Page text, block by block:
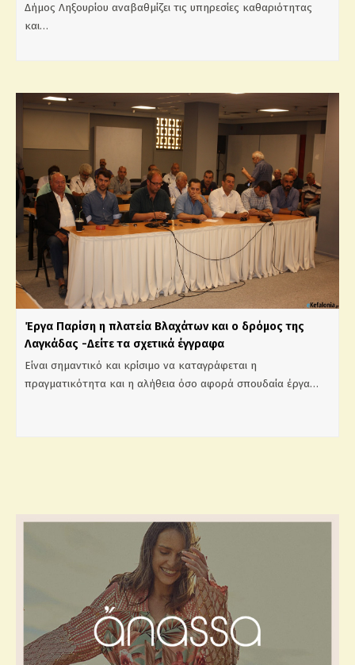
Δήμος Ληξουρίου αναβαθμίζει τις υπηρεσίες καθαριότητας
και…
Έργα Παρίση η πλατεία Βλαχάτων και ο δρόμος της
Λαγκάδας -Δείτε τα σχετικά έγγραφα
Είναι σημαντικό και κρίσιμο να καταγράφεται η
πραγματικότητα και η αλήθεια όσο αφορά σπουδαία έργα…